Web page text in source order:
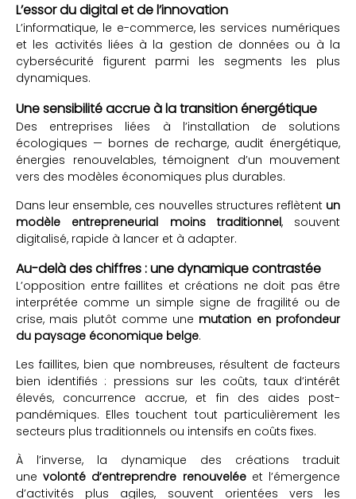
L’essor du digital et de l’innovation
L’informatique, le e-commerce, les services numériques
et les activités liées à la gestion de données ou à la
cybersécurité figurent parmi les segments les plus
dynamiques.
Une sensibilité accrue à la transition énergétique
Des entreprises liées à l’installation de solutions
écologiques — bornes de recharge, audit énergétique,
énergies renouvelables, témoignent d’un mouvement
vers des modèles économiques plus durables.
Dans leur ensemble, ces nouvelles structures reflètent un
modèle entrepreneurial moins traditionnel, souvent
digitalisé, rapide à lancer et à adapter.
Au-delà des chiffres : une dynamique contrastée
L’opposition entre faillites et créations ne doit pas être
interprétée comme un simple signe de fragilité ou de
crise, mais plutôt comme une mutation en profondeur
du paysage économique belge.
Les faillites, bien que nombreuses, résultent de facteurs
bien identifiés : pressions sur les coûts, taux d’intérêt
élevés, concurrence accrue, et fin des aides post-
pandémiques. Elles touchent tout particulièrement les
secteurs plus traditionnels ou intensifs en coûts fixes.
À l’inverse, la dynamique des créations traduit
unevolonté d’entreprendre renouveléeet l’émergence
d’activités plus agiles, souvent orientées vers les